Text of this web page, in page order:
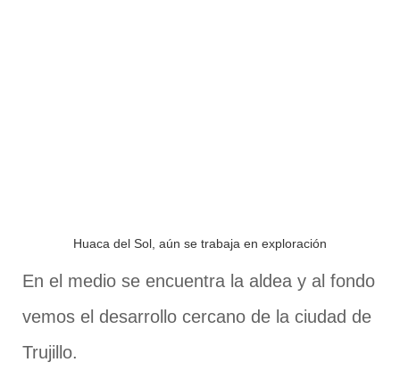
Huaca del Sol, aún se trabaja en exploración
En el medio se encuentra la aldea y al fondo
vemos el desarrollo cercano de la ciudad de
Trujillo.